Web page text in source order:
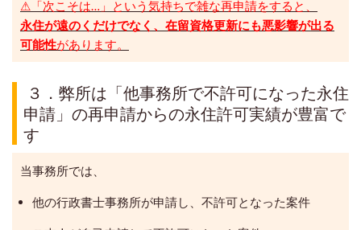
⚠「次こそは…」という気持ちで雑な再申請をすると、
永住が遠のくだけでなく、在留資格更新にも悪影響が出る
可能性があります。
３．弊所は「他事務所で不許可になった永住
申請」の再申請からの永住許可実績が豊富で
す
当事務所では、
他の行政書士事務所が申請し、不許可となった案件